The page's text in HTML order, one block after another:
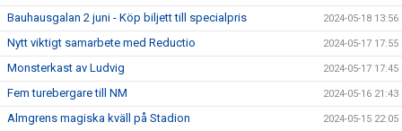
Bauhausgalan 2 juni - Köp biljett till specialpris 2024-05-18 13:56
Nytt viktigt samarbete med Reductio 2024-05-17 17:55
Monsterkast av Ludvig 2024-05-17 17:45
Fem turebergare till NM 2024-05-16 21:43
Almgrens magiska kväll på Stadion 2024-05-15 22:05